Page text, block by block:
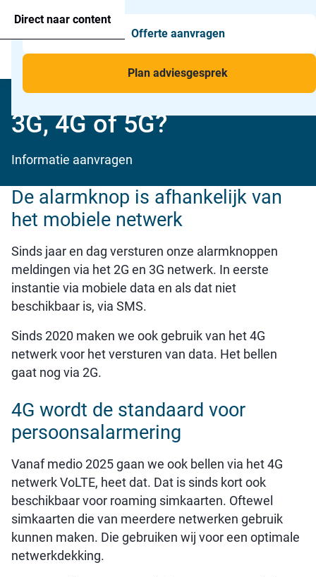
Direct naar content
Menu
Agressie alarmering
Man-down & BHV Alarmering
Voor wie
Toepassingen
Offerte aanvragen
Plan adviesgesprek
Werkt de alarmknop op
3G, 4G of 5G?
Informatie aanvragen
De alarmknop is afhankelijk van
het mobiele netwerk
Sinds jaar en dag versturen onze alarmknoppen
meldingen via het 2G en 3G netwerk. In eerste
instantie via mobiele data en als dat niet
beschikbaar is, via SMS.
Sinds 2020 maken we ook gebruik van het 4G
netwerk voor het versturen van data. Het bellen
gaat nog via 2G.
4G wordt de standaard voor
persoonsalarmering
Vanaf medio 2025 gaan we ook bellen via het 4G
netwerk VoLTE, heet dat. Dat is sinds kort ook
beschikbaar voor roaming simkaarten. Oftewel
simkaarten die van meerdere netwerken gebruik
kunnen maken. Die gebruiken wij voor een optimale
netwerkdekking.